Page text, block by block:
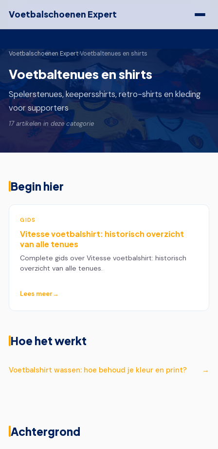
Voetbalschoenen Expert
Voetbalschoenen Expert›Voetbaltenues en shirts
Voetbaltenues en shirts
Spelerstenues, keepersshirts, retro-shirts en kleding
voor supporters
17 artikelen in deze categorie
Begin hier
GIDS
Vitesse voetbalshirt: historisch overzicht
van alle tenues
Complete gids over Vitesse voetbalshirt: historisch
overzicht van alle tenues.
Lees meer
Hoe het werkt
Voetbalshirt wassen: hoe behoud je kleur en print?
Achtergrond